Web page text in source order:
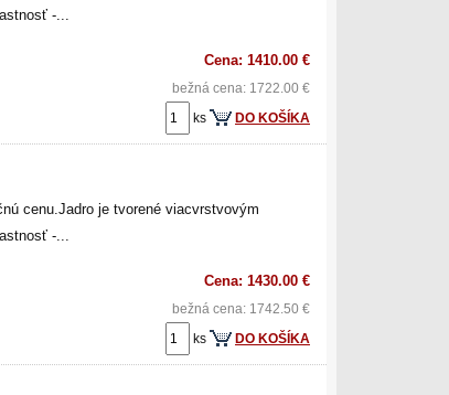
-...
Cena: 1410.00 €
bežná cena: 1722.00 €
ks
DO KOŠÍKA
cenu.Jadro je tvorené viacvrstvovým
-...
Cena: 1430.00 €
bežná cena: 1742.50 €
ks
DO KOŠÍKA